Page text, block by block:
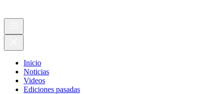
Inicio
Noticias
Videos
Ediciones pasadas